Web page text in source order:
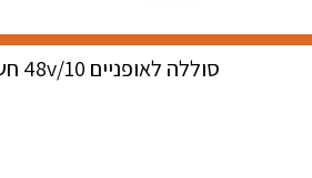
סוללה לאופניים 48v/10 חשמליים sbe